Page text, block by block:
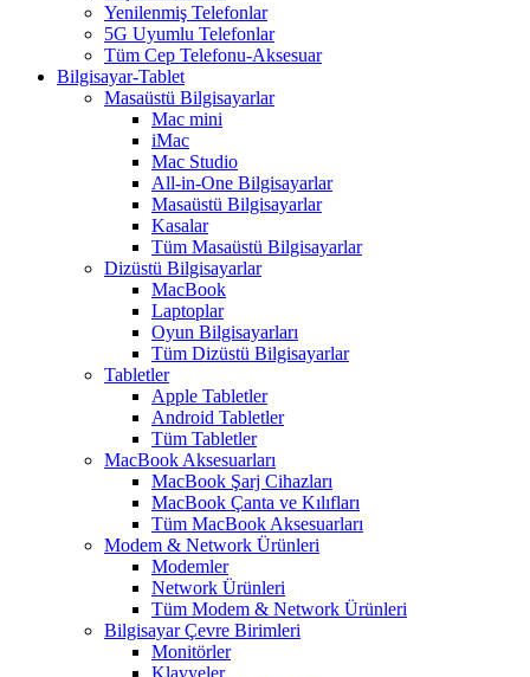
Yenilenmiş Telefonlar
5G Uyumlu Telefonlar
Tüm Cep Telefonu-Aksesuar
Bilgisayar-Tablet
Masaüstü Bilgisayarlar
Mac mini
iMac
Mac Studio
All-in-One Bilgisayarlar
Masaüstü Bilgisayarlar
Kasalar
Tüm Masaüstü Bilgisayarlar
Dizüstü Bilgisayarlar
MacBook
Laptoplar
Oyun Bilgisayarları
Tüm Dizüstü Bilgisayarlar
Tabletler
Apple Tabletler
Android Tabletler
Tüm Tabletler
MacBook Aksesuarları
MacBook Şarj Cihazları
MacBook Çanta ve Kılıfları
Tüm MacBook Aksesuarları
Modem & Network Ürünleri
Modemler
Network Ürünleri
Tüm Modem & Network Ürünleri
Bilgisayar Çevre Birimleri
Monitörler
Klavyeler